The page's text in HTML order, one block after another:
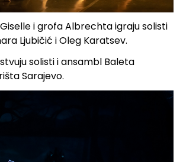
i grofa Albrechta igraju solisti
Ljubičić i Oleg Karatsev.
solisti i ansambl Baleta
Sarajevo.